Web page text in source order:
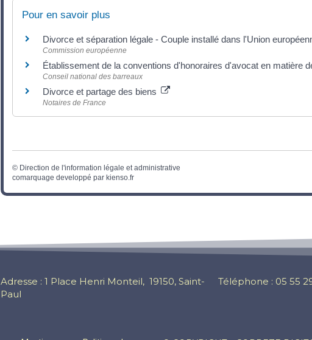
Pour en savoir plus
Divorce et séparation légale - Couple installé dans l'Union
Commission européenne
Établissement de la conventions d'honoraires d'avocat en matière
Conseil national des barreaux
Divorce et partage des biens
Notaires de France
© Direction de l'information légale et administrative
comarquage developpé par kienso.fr
Adresse : 1 Place Henri Monteil, 19150, Saint-
Paul
Téléphone : 05 55